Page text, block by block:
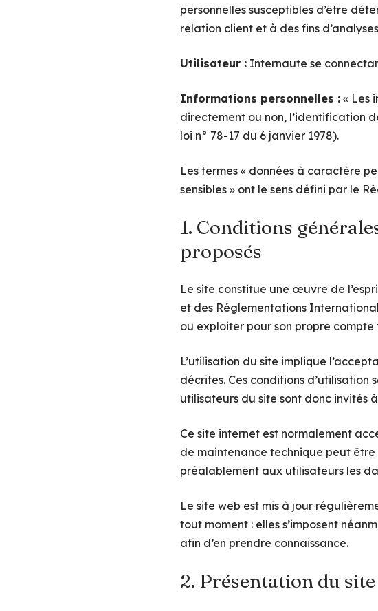
personnelles susceptibles d’être
relation client et à des fins
Utilisateur : Internaute se
Informations personnelles : « Les
directement ou non, l’identification
loi n° 78-17 du 6 janvier 1978).
Les termes « données à caractère
sensibles » ont le sens défini par le
1. Conditions
proposés
Le site constitue une œuvre de
et des Réglementations
ou exploiter pour son propre
L’utilisation du site implique
décrites. Ces conditions d’utilisation
utilisateurs du site sont donc invités
Ce site internet est normalement
de maintenance technique peut
préalablement aux utilisateurs les
Le site web est mis à jour
tout moment : elles s’imposent
afin d’en prendre connaissance.
2. Présentation du